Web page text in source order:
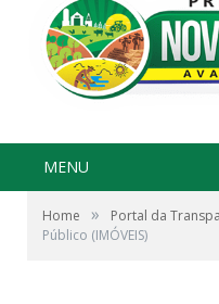
MENU
Home » Portal da
Público (IMÓVEIS)